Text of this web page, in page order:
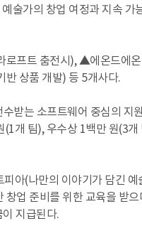
술가의 창업 여정과 지속 가
로프트 춤전시), ▲에온드에
상품 개발) 등 5개사다.
받는 소프트웨어 중심의 지
개 팀), 우수상 1백만 원(3
아(나만의 이야기가 담긴
업 준비를 위한 교육을 받
지급된다.